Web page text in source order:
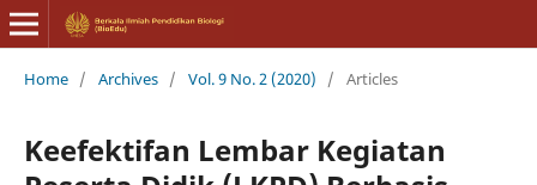
Home / Archives / Vol. 9 No. 2 (2020) / Articles
Keefektifan Lembar Kegiatan